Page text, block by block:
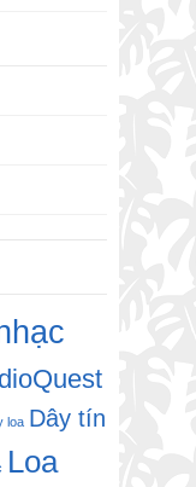
loa Dây tín
Loa